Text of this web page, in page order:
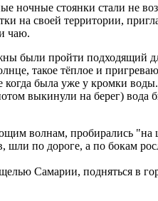
ночные стоянки стали не
на своей территории,
чаю.
были пройти подходящий
такое тёплое и
когда была уже у кромки
выкинули на берег) вода
волнам, пробирались
шли по дороге, а по бокам
Самарии, подняться в